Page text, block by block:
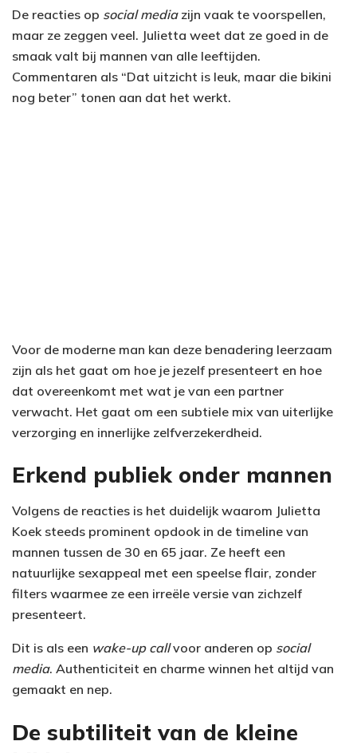
De reacties op social mediazijn vaak te voorspellen,
maar ze zeggen veel. Julietta weet dat ze goed in de
smaak valt bij mannen van alle leeftijden.
Commentaren als “Dat uitzicht is leuk, maar die bikini
nog beter” tonen aan dat het werkt.
Voor de moderne man kan deze benadering leerzaam
zijn als het gaat om hoe je jezelf presenteert en hoe
dat overeenkomt met wat je van een partner
verwacht. Het gaat om een subtiele mix van uiterlijke
verzorging en innerlijke zelfverzekerdheid.
Erkend publiek onder mannen
Volgens de reacties is het duidelijk waarom Julietta
Koek steeds prominent opdook in de timeline van
mannen tussen de 30 en 65 jaar. Ze heeft een
natuurlijke sexappeal met een speelse flair, zonder
filters waarmee ze een irreële versie van zichzelf
presenteert.
Dit is als een wake-up callvoor anderen op social
media. Authenticiteit en charme winnen het altijd van
gemaakt en nep.
De subtiliteit van de kleine